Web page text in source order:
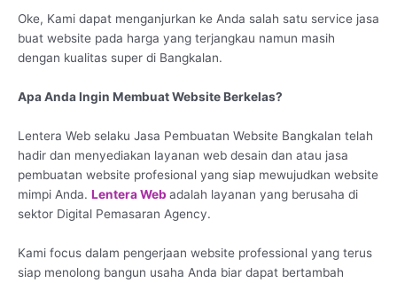
Oke, Kami dapat menganjurkan ke Anda salah satu service jasa
buat website pada harga yang terjangkau namun masih
dengan kualitas super di Bangkalan.
Apa Anda Ingin Membuat Website Berkelas?
Lentera Web selaku Jasa Pembuatan Website Bangkalan telah
hadir dan menyediakan layanan web desain dan atau jasa
pembuatan website profesional yang siap mewujudkan website
mimpi Anda. Lentera Web adalah layanan yang berusaha di
sektor Digital Pemasaran Agency.
Kami focus dalam pengerjaan website professional yang terus
siap menolong bangun usaha Anda biar dapat bertambah